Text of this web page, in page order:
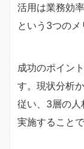
活用は業務効
という3つのメ
成功のポイン
す。現状分析
従い、3層の人
実施すること